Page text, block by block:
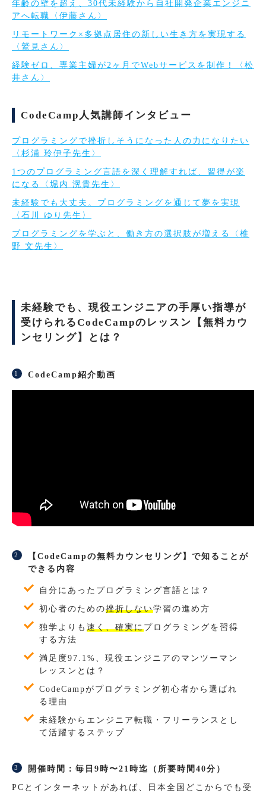
年齢の壁を超え、30代未経験から自社開発企業エンジニ
アへ転職〈伊藤さん〉
リモートワーク×多拠点居住の新しい生き方を実現する
〈鷲見さん〉
経験ゼロ、専業主婦が2ヶ月でWebサービスを制作！〈松
井さん〉
CodeCamp人気講師インタビュー
プログラミングで挫折しそうになった人の力になりたい
〈杉浦 玲伊子先生〉
1つのプログラミング言語を深く理解すれば、習得が楽
になる〈堀内 滉貴先生〉
未経験でも大丈夫。プログラミングを通じて夢を実現
〈石川 ゆり先生〉
プログラミングを学ぶと、働き方の選択肢が増える〈椎
野 文先生〉
未経験でも、現役エンジニアの手厚い指導が
受けられるCodeCampのレッスン【無料カウ
ンセリング】とは？
CodeCamp紹介動画
【CodeCampの無料カウンセリング】で知ることが
できる内容
自分にあったプログラミング言語とは？
初心者のための挫折しない学習の進め方
独学よりも 速く、確実にプログラミングを習得
する方法
満足度97.1%、現役エンジニアのマンツーマン
レッスンとは？
CodeCampがプログラミング初心者から選ばれ
る理由
未経験からエンジニア転職・フリーランスとし
て活躍するステップ
開催時間：毎日9時〜21時迄（所要時間40分）
PCとインターネットがあれば、日本全国どこからでも受